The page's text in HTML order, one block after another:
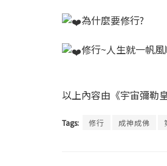
為什麼要修行?
修行~人生就一帆風
以上內容由《宇宙彌勒
Tags: 修行 成神成佛